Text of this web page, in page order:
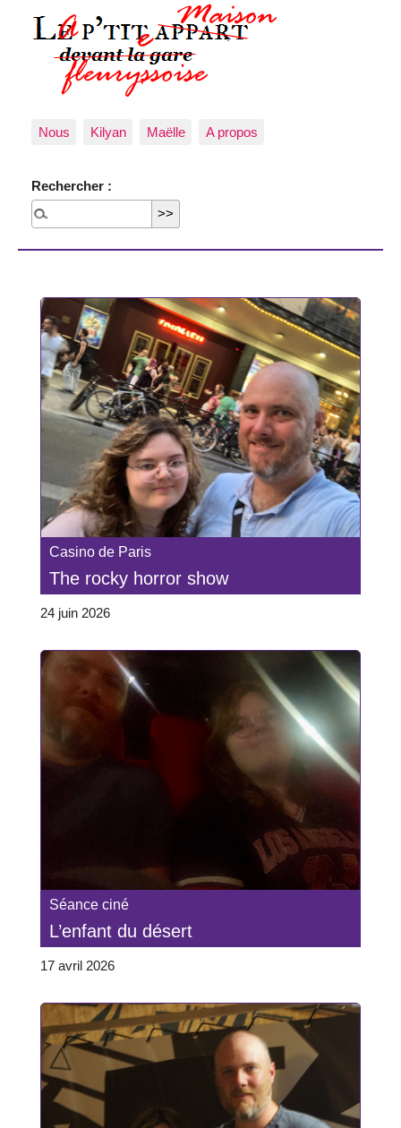
Nous Kilyan Maëlle A propos
Rechercher :
Casino de Paris
The rocky horror show
24 juin 2026
Séance ciné
L’enfant du désert
17 avril 2026